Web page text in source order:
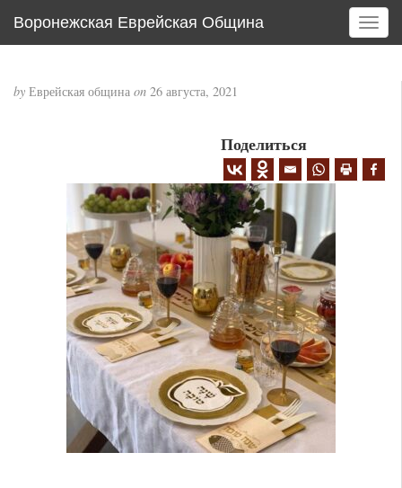
Воронежская Еврейская Община
T
o
a
v
by Еврейская община on 26 августа, 2021
Поделиться